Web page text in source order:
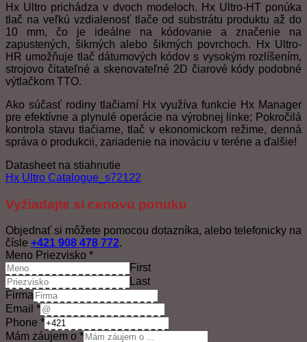
Hx Ultro prichádza v dvoch modeloch. Hx Ultro-HT ponúka
tlač na veľkú vzdialenosť tlače od substrátu produktu až do
10 mm, čo je ideálne na kódovanie a značenie na
zapustených, šikmých alebo šikmých povrchoch. Hx Ultro-
HR umožňuje tlač dátumových kódov s vysokým rozlíšením,
strojovo čitateľné a skenovateľné 2D čiarové kódy podobné
výtlačkom TTO.
Ako súčasť rodiny tlačiarní Hx využíva funkcie Hx Manager
pre efektívne a plynulé operácie na výrobnej linke; Pokročilá
kontrola stavu tlačiarne, tlač v ekonomickom režime, denná
správa o produkcii, zariadenie na inováciu v teréne a ďalšie!
Datasheet na stiahnutie
Hx Ultro Catalogue_s72122
Vyžiadajte si cenovú ponuku
Objednať si môžete pomocou dotazníka, alebo telefonicky na
čísle +421 908 478 772.
Meno Priezvisko *
First
Last
Firma
Email *
Phone *
Mám záujem o *